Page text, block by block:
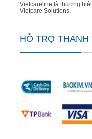
Vietcareline là thương
Vietcare Solutions.
HỖ TRỢ THANH